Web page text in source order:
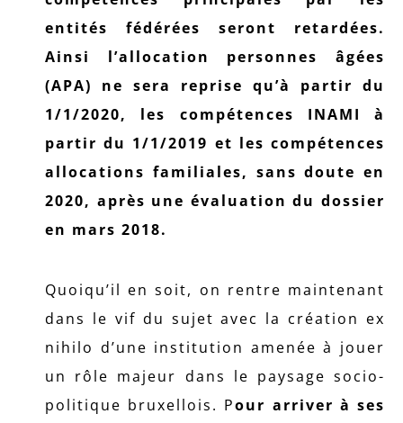
entités fédérées seront retardées.
Ainsi l’allocation personnes âgées
(APA) ne sera reprise qu’à partir du
1/1/2020, les compétences INAMI à
partir du 1/1/2019 et les compétences
allocations familiales, sans doute en
2020, après une évaluation du dossier
en mars 2018.
Quoiqu’il en soit, on rentre maintenant
dans le vif du sujet avec la création ex
nihilo d’une institution amenée à jouer
un rôle majeur dans le paysage socio-
politique bruxellois. Pour arriver à ses